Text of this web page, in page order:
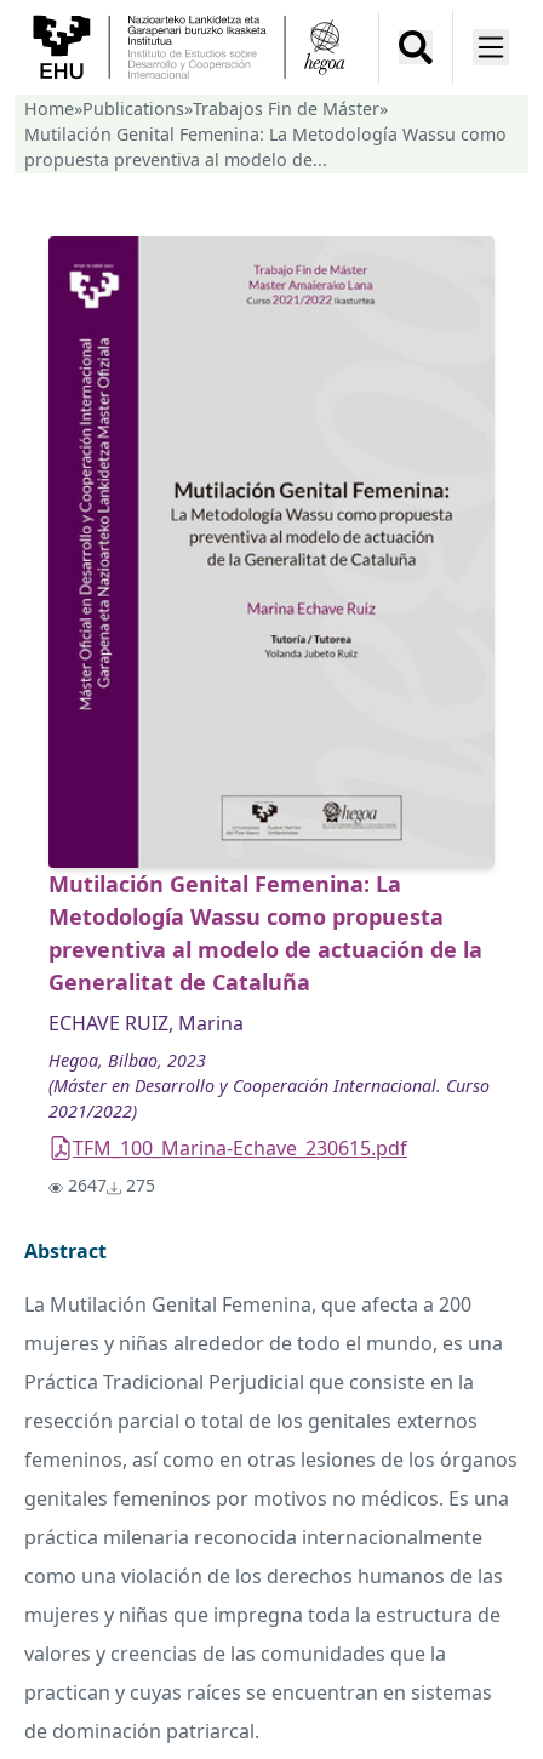
Home»Publications»Trabajos Fin de Máster»
Mutilación Genital Femenina: La Metodología Wassu como
propuesta preventiva al modelo de...
Mutilación Genital Femenina: La
Metodología Wassu como propuesta
preventiva al modelo de actuación de la
Generalitat de Cataluña
ECHAVE RUIZ, Marina
Hegoa, Bilbao, 2023
(Máster en Desarrollo y Cooperación Internacional. Curso
2021/2022)
TFM_100_Marina-Echave_230615.pdf
2647 275
Abstract
La Mutilación Genital Femenina, que afecta a 200
mujeres y niñas alrededor de todo el mundo, es una
Práctica Tradicional Perjudicial que consiste en la
resección parcial o total de los genitales externos
femeninos, así como en otras lesiones de los órganos
genitales femeninos por motivos no médicos. Es una
práctica milenaria reconocida internacionalmente
como una violación de los derechos humanos de las
mujeres y niñas que impregna toda la estructura de
valores y creencias de las comunidades que la
practican y cuyas raíces se encuentran en sistemas
de dominación patriarcal.